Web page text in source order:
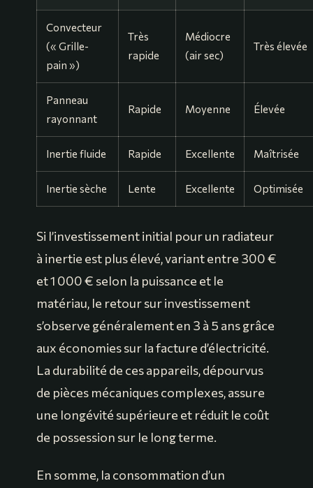
Convecteur
(« Grille-
pain »)
Très
rapide
Médiocre
(air sec)
Très élevée
Panneau
rayonnant
Rapide Moyenne Élevée
Inertie fluide Rapide Excellente Maîtrisée
Inertie sèche Lente Excellente Optimisée
Si l’investissement initial pour un radiateur
à inertie est plus élevé, variant entre 300 €
et 1 000 € selon la puissance et le
matériau, le retour sur investissement
s’observe généralement en 3 à 5 ans grâce
aux économies sur la facture d’électricité.
La durabilité de ces appareils, dépourvus
de pièces mécaniques complexes, assure
une longévité supérieure et réduit le coût
de possession sur le long terme.
En somme, la consommation d’un